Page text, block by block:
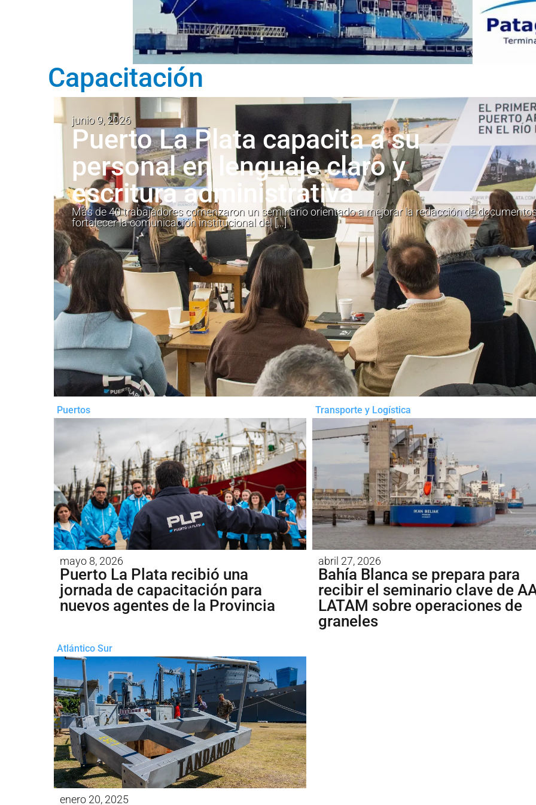
Capacitación
junio 9, 2026
Puerto La Plata capacita a su
personal en lenguaje claro y
escritura administrativa
Más de 40 trabajadores comenzaron un seminario orientado a mejorar la redacción de
fortalecer la comunicación institucional del […]
Puertos
mayo 8, 2026
Puerto La Plata recibió una
jornada de capacitación para
nuevos agentes de la Provincia
Transporte y Logística
abril 27, 2026
Bahía Blanca se prepara para
recibir el seminario clave de
LATAM sobre operaciones de
graneles
Atlántico Sur
enero 20, 2025